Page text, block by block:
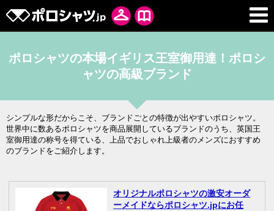
ポロシャツの本場イギリス王室御用達！ポロシ
ャツの高級ブランド
シンプルな形だからこそ、ブランドごとの特徴が出やすいポロシャツ。
世界中に数あるポロシャツを商品展開しているブランドのうち、英国王
室御用達の称号を得ている、上品でおしゃれ上級者のメンズにおすすめ
のブランドをご紹介します。
オリジナルポロシャツの激安オーダ
ーメイドならポロシャツ.jpにお任